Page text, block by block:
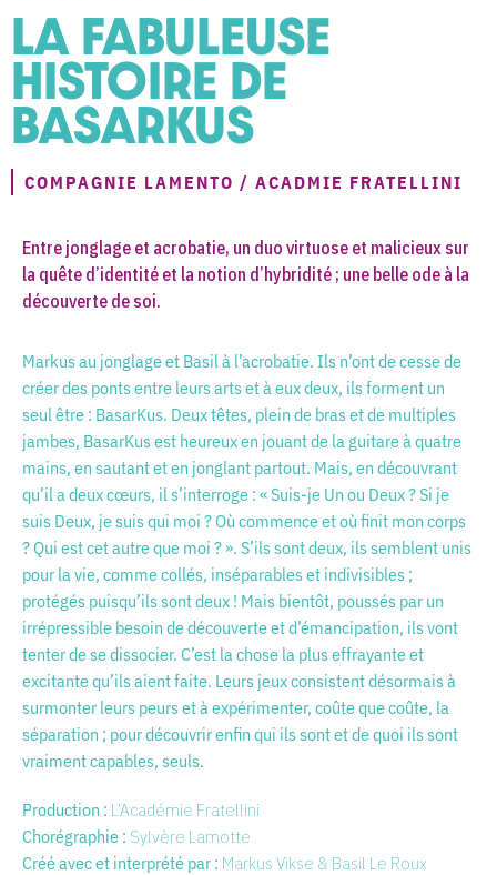
LA FABULEUSE
HISTOIRE DE
BASARKUS
COMPAGNIE LAMENTO / ACADMIE FRATELLINI
Entre jonglage et acrobatie, un duo virtuose et malicieux sur
la quête d’identité et la notion d’hybridité ; une belle ode à la
découverte de soi.
Markus au jonglage et Basil à l’acrobatie. Ils n’ont de cesse de
créer des ponts entre leurs arts et à eux deux, ils forment un
seul être : BasarKus. Deux têtes, plein de bras et de multiples
jambes, BasarKus est heureux en jouant de la guitare à quatre
mains, en sautant et en jonglant partout. Mais, en découvrant
qu’il a deux cœurs, il s’interroge : « Suis-je Un ou Deux ? Si je
suis Deux, je suis qui moi ? Où commence et où finit mon corps
? Qui est cet autre que moi ? ». S’ils sont deux, ils semblent unis
pour la vie, comme collés, inséparables et indivisibles ;
protégés puisqu’ils sont deux ! Mais bientôt, poussés par un
irrépressible besoin de découverte et d’émancipation, ils vont
tenter de se dissocier. C’est la chose la plus effrayante et
excitante qu’ils aient faite. Leurs jeux consistent désormais à
surmonter leurs peurs et à expérimenter, coûte que coûte, la
séparation ; pour découvrir enfin qui ils sont et de quoi ils sont
vraiment capables, seuls.
Production : L’Académie Fratellini
Chorégraphie : Sylvère Lamotte
Créé avec et interprété par : Markus Vikse & Basil Le Roux